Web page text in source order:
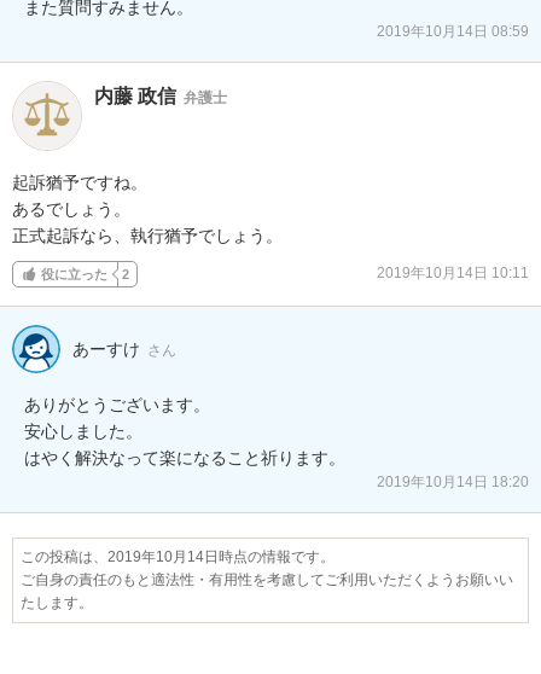
2019年10月14日 08:59
内藤 政信 弁護士
起訴猶予ですね。
あるでしょう。
正式起訴なら、執行猶予でしょう。
役に立った 2 2019年10月14日 10:11
あーすけ さん
ありがとうございます。
安心しました。
はやく解決なって楽になること祈ります。
2019年10月14日 18:20
この投稿は、2019年10月14日時点の情報です。
ご自身の責任のもと適法性・有用性を考慮してご利用いただくようお願いい
たします。